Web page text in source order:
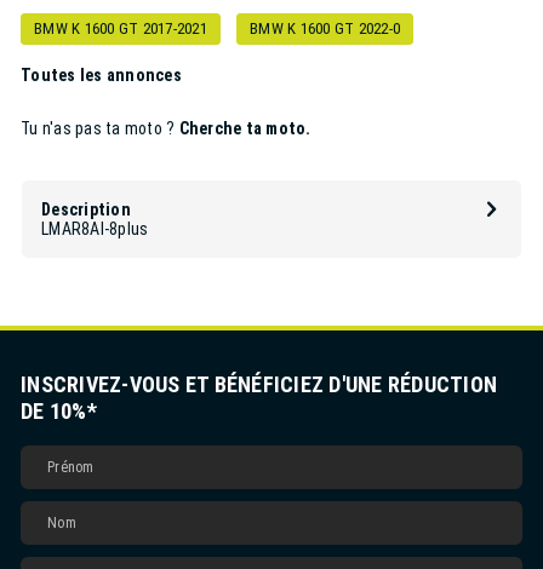
BMW K 1600 GT 2017-2021 BMW K 1600 GT 2022-0
Toutes les annonces
Tu n'as pas ta moto ? Cherche ta moto.
Description
LMAR8AI-8plus
INSCRIVEZ-VOUS ET BÉNÉFICIEZ D'UNE RÉDUCTION
DE 10%*